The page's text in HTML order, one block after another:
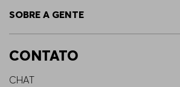
SOBRE A GENTE
CONTATO
CHAT